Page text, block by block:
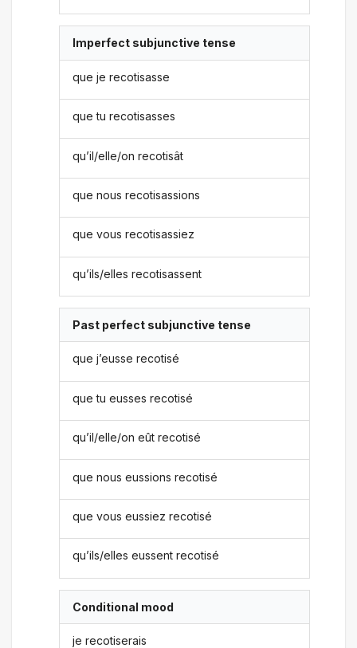
Imperfect subjunctive tense
que je recotisasse
que tu recotisasses
qu’il/elle/on recotisât
que nous recotisassions
que vous recotisassiez
qu’ils/elles recotisassent
Past perfect subjunctive tense
que j’eusse recotisé
que tu eusses recotisé
qu’il/elle/on eût recotisé
que nous eussions recotisé
que vous eussiez recotisé
qu’ils/elles eussent recotisé
Conditional mood
je recotiserais